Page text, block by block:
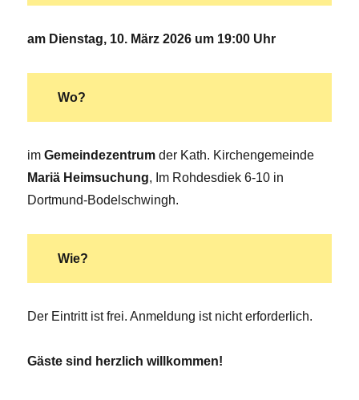
am Dienstag, 10. März 2026 um 19:00 Uhr
Wo?
imGemeindezentrum der Kath. Kirchengemeinde
Mariä Heimsuchung, Im Rohdesdiek 6-10 in
Dortmund-Bodelschwingh.
Wie?
Der Eintritt ist frei. Anmeldung ist nicht erforderlich.
Gäste sind herzlich willkommen!